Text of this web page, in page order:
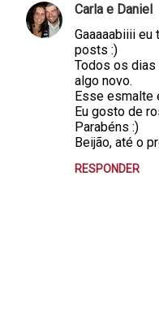
C
Carla e Daniel
Gaaaaabiiii eu
posts :)
Todos os dias
algo novo.
Esse esmalte
Eu gosto de
Parabéns :)
Beijão, até o
RESPONDER